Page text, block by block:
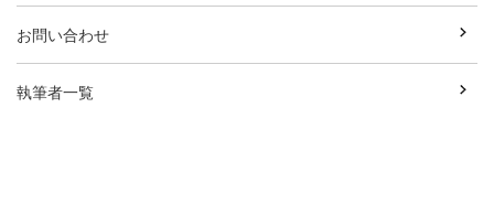
お問い合わせ
執筆者一覧